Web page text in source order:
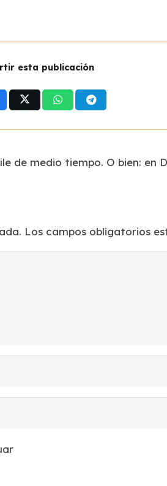
esta publicación
de medio tiempo. O bien: en
Los campos obligatorios